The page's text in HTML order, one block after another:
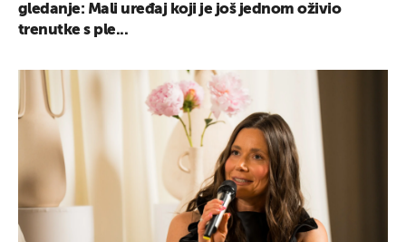
gledanje: Mali uređaj koji je još jednom oživio
trenutke s ple...